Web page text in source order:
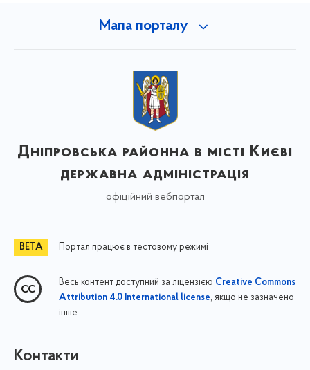
Мапа порталу
Дніпровська районна в місті Києві
державна адміністрація
офіційний вебпортал
Портал працює в тестовому режимі
Весь контент доступний за ліцензією Creative Commons
Attribution 4.0 International license, якщо не зазначено
інше
Контакти